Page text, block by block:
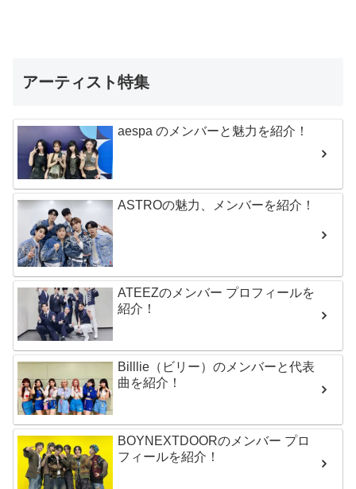
アーティスト特集
aespa のメンバーと魅力を紹介！
ASTROの魅力、メンバーを紹介！
ATEEZのメンバー プロフィールを
紹介！
Billlie（ビリー）のメンバーと代表
曲を紹介！
BOYNEXTDOORのメンバー プロ
フィールを紹介！